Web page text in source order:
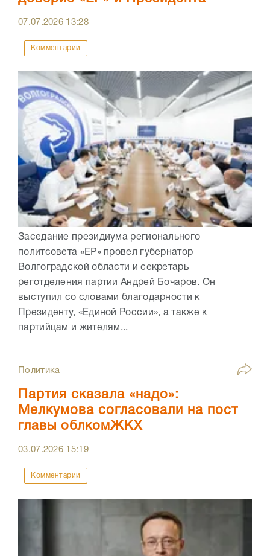
07.07.2026 13:28
Комментарии
Заседание президиума регионального
политсовета «ЕР» провел губернатор
Волгоградской области и секретарь
реготделения партии Андрей Бочаров. Он
выступил со словами благодарности к
Президенту, «Единой России», а также к
партийцам и жителям...
Политика
Партия сказала «надо»:
Мелкумова согласовали на пост
главы облкомЖКХ
03.07.2026 15:19
Комментарии